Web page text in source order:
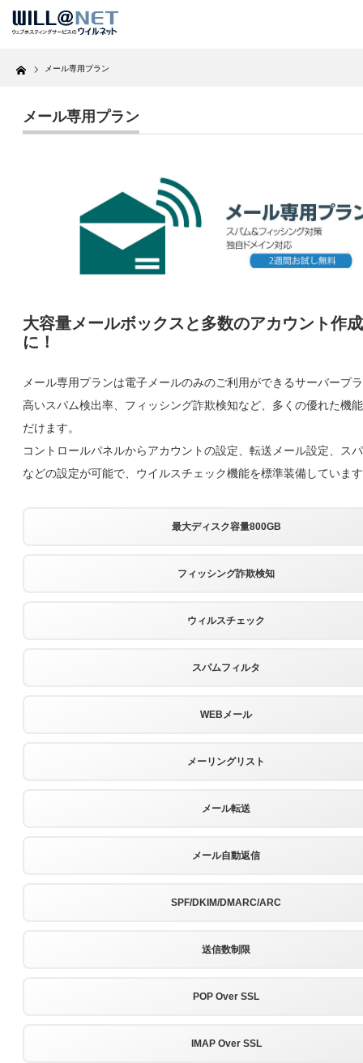
Home メール専用プラン
メール専用プラン
大容量メールボックスと多数のアカウント作
に！
メール専用プランは電子メールのみのご利用ができるサーバープ
高いスパム検出率、フィッシング詐欺検知など、多くの優れた機
だけます。
コントロールパネルからアカウントの設定、転送メール設定、ス
などの設定が可能で、ウイルスチェック機能を標準装備していま
最大ディスク容量800GB
フィッシング詐欺検知
ウィルスチェック
スパムフィルタ
WEBメール
メーリングリスト
メール転送
メール自動返信
SPF/DKIM/DMARC/ARC
送信数制限
POP Over SSL
IMAP Over SSL